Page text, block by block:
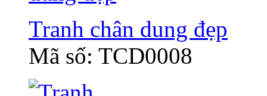
Tranh chân dung đẹp
Mã số: TCD0008